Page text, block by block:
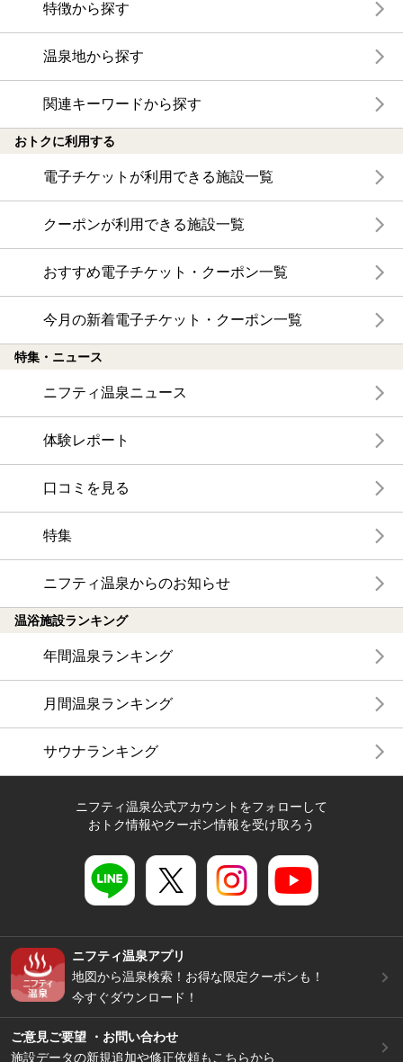
特徴から探す
温泉地から探す
関連キーワードから探す
おトクに利用する
電子チケットが利用できる施設一覧
クーポンが利用できる施設一覧
おすすめ電子チケット・クーポン一覧
今月の新着電子チケット・クーポン一覧
特集・ニュース
ニフティ温泉ニュース
体験レポート
口コミを見る
特集
ニフティ温泉からのお知らせ
温浴施設ランキング
年間温泉ランキング
月間温泉ランキング
サウナランキング
ニフティ温泉公式アカウントをフォローして
おトク情報やクーポン情報を受け取ろう
ニフティ温泉アプリ
地図から温泉検索！お得な限定クーポンも！
今すぐダウンロード！
ご意見ご要望 ・お問い合わせ
施設データの新規追加や修正依頼もこちらから